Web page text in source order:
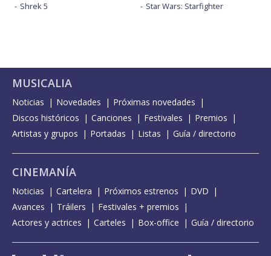
Shrek 5
Star Wars: Starfighter
MUSICALIA
Noticias Novedades
Próximas novedades
Discos históricos
Canciones Festivales
Premios
Artistas y grupos
Portadas Listas Guía / directorio
CINEMANÍA
Noticias Cartelera Próximos estrenos
DVD
Avances
Tráilers
Festivales + premios
Actores y actrices
Carteles Box-office Guía / directorio